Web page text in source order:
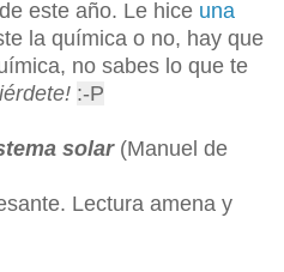
este año. Le hice una
la química o no, hay que
no sabes lo que te
:-P
solar(Manuel de
Lectura amena y